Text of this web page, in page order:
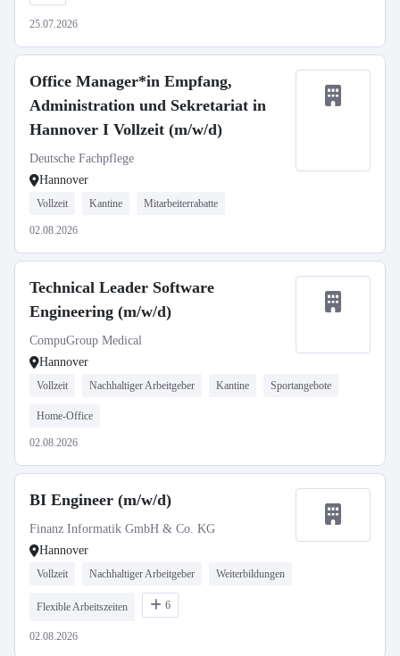
25.07.2026
Office Manager*in Empfang,
Administration und Sekretariat in
Hannover I Vollzeit (m/w/d)
Deutsche Fachpflege
Hannover
Vollzeit Kantine Mitarbeiterrabatte
02.08.2026
Technical Leader Software
Engineering (m/w/d)
CompuGroup Medical
Hannover
Vollzeit Nachhaltiger Arbeitgeber Kantine Sportangebote
Home-Office
02.08.2026
BI Engineer (m/w/d)
Finanz Informatik GmbH & Co. KG
Hannover
Vollzeit Nachhaltiger Arbeitgeber Weiterbildungen
Flexible Arbeitszeiten 6
02.08.2026